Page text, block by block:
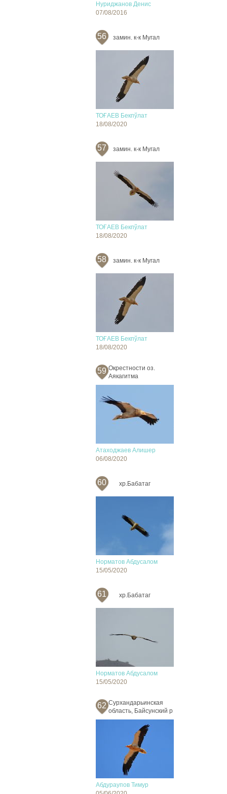
Нуриджанов Денис
07/08/2016
56 замин. к-к Мугал
ТОҒАЕВ Бекпўлат
18/08/2020
57 замин. к-к Мугал
ТОҒАЕВ Бекпўлат
18/08/2020
58 замин. к-к Мугал
ТОҒАЕВ Бекпўлат
18/08/2020
59 Окрестности оз.
Аякагитма
Атаходжаев Алишер
06/08/2020
60 хр.Бабатаг
Норматов Абдусалом
15/05/2020
61 хр.Бабатаг
Норматов Абдусалом
15/05/2020
62 Сурхандарьинская
область, Байсунский р
Абдураупов Тимур